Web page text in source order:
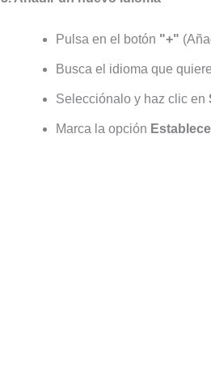
Pulsa en el botón "+"
Busca el idioma que
Selecciónalo y haz clic en
Marca la opción